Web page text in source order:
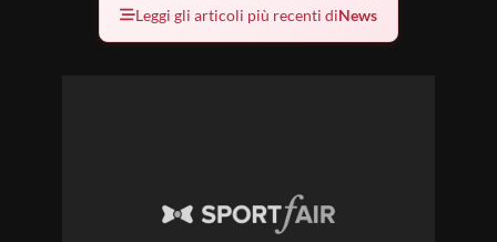
Leggi gli articoli più recenti diNews